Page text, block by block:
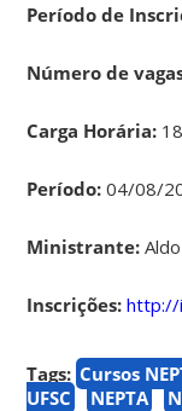
Período de
Número de
Carga Horária:
Período: 04/08/
Ministrante:
Inscrições:http://
Tags: Cursos
UFSC
NEPTA